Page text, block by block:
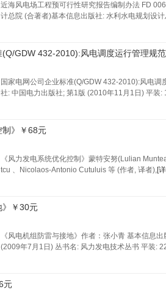
近海风电场工程预可行性研究报告编制办法 FD
计总院 (合著者)基本信息出版社: 水利水电规划设计
(Q/GDW 432-2010):风电调度运行管理规
国家电网公司企业标准(Q/GDW 432-2010):风电调
社: 中国电力出版社; 第1版 (2010年11月1日) 平装:
制》￥68元
《风力发电系统优化控制》蒙特安努(Lulian
tcu 、Nicolaos-Antonio Cutuluis 等 (作者, 译者),[
》￥30元
《风电机组防雷与接地》作者：张小青 基本信息
(2009年7月1日) 丛书名: 风力发电技术丛书 平装:
元